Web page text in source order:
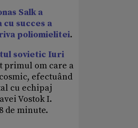
Salk a
succes a
poliomielitei.
sovietic Iuri
primul om care a
efectuând
cu echipaj
Vostok I.
de minute.